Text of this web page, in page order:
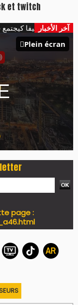
et twitch
آخر الأخبارالفيفا
Plein écran
page :